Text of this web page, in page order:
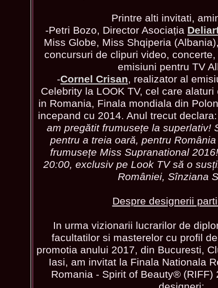
Printre alti invitati,
-Petri Bozo, Director Asociația
Miss Globe, Miss Shqiperia
concursuri de clipuri video,
emisiuni pentru TV
-Cornel Crisan, realizator al
Celebrity la LOOK TV, cel care
in Romania, Finala mondiala din
incepand cu 2014. Anul trecut
am pregătit frumusețe la superlativ!
pentru a treia oară, pentru
frumusețe Miss Supranational
20:00, exclusiv pe Look TV să o
României, Sînziana
Despre designerii
In urma vizionarii lucrarilor de
facultatilor si masterelor cu profil
promotia anului 2017, din Bucuresti,
Iasi, am invitat la Finala Nationala
Romania - Spirit of Beauty® (RIFF)